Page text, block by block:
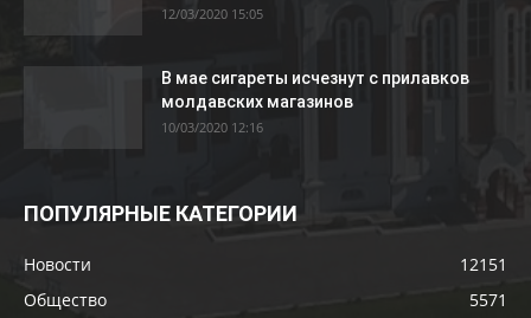
12/03/2020 15:05
В мае сигареты исчезнут с прилавков
молдавских магазинов
10/03/2020 12:16
ПОПУЛЯРНЫЕ КАТЕГОРИИ
Новости
12151
Общество
5571